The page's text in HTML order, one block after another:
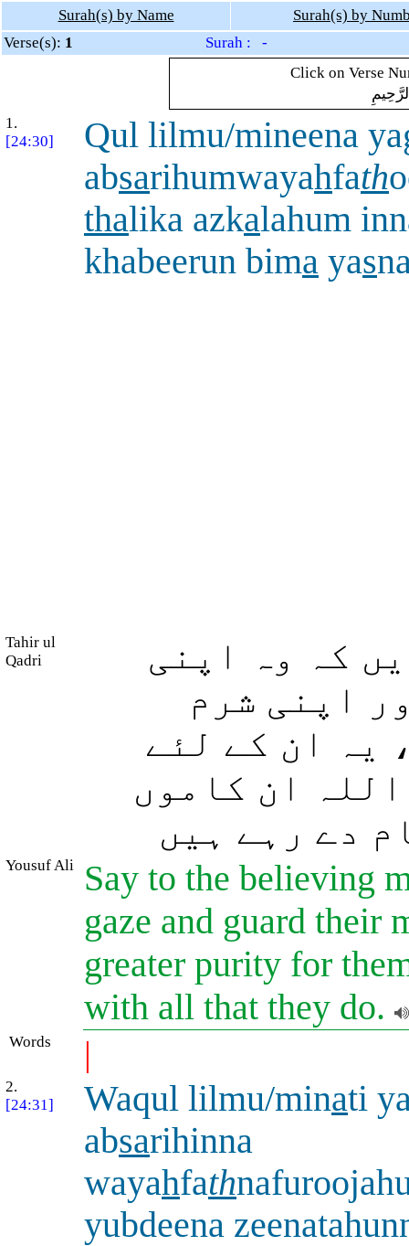
Surah(s) by Name
Surah(s) by
Verse(s): 1
Surah : -
Click on Verse
1.
[24:30]
Qul lilmu/mineena
absarihumwayahfath
thalika azkalahum
khabeerun bima yas
Tahir ul
Qadri
کہ وہ اپنی
اپنی شرم
یہ ان کے لئے
ان کاموں
دے رہے ہیں
Yousuf Ali
Say to the believing
gaze and guard their
greater purity for
with all that they do.
Words |
2.
[24:31]
Waqul lilmu/minati
absarihinna
wayahfath
yubdeena